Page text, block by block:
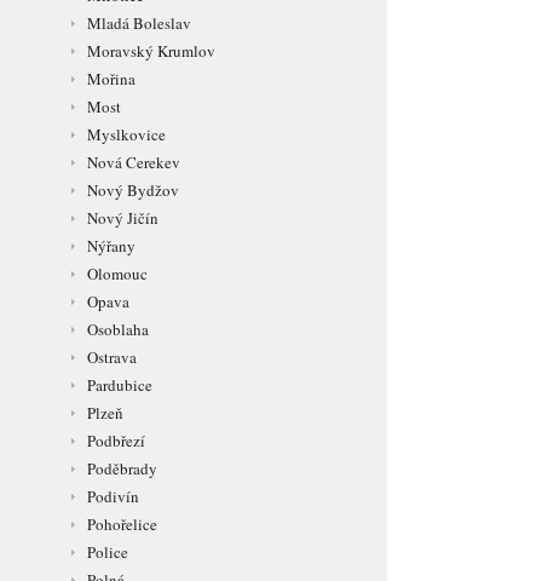
Mladá Boleslav
Moravský Krumlov
Mořina
Most
Myslkovice
Nová Cerekev
Nový Bydžov
Nový Jičín
Nýřany
Olomouc
Opava
Osoblaha
Ostrava
Pardubice
Plzeň
Podbřezí
Poděbrady
Podivín
Pohořelice
Police